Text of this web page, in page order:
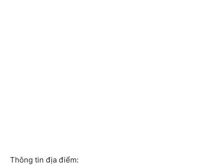
Thông tin địa điểm: